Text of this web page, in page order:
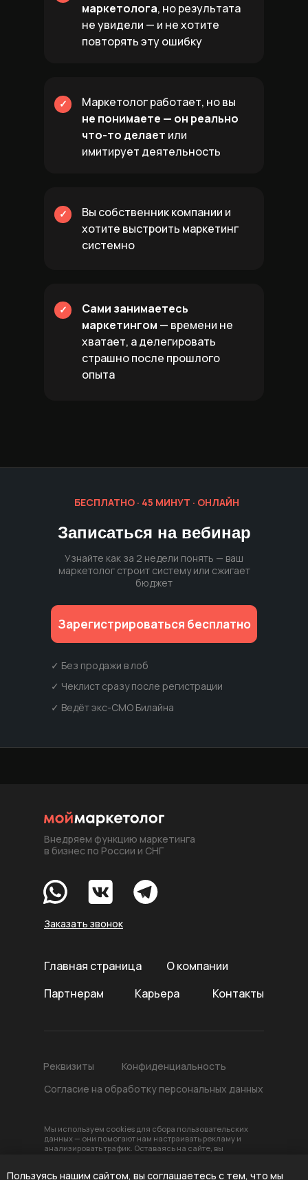
маркетолога, но результата
не увидели — и не хотите
повторять эту ошибку
Маркетолог работает, но вы
не понимаете — он реально
что-то делает или
имитирует деятельность
✓
Вы собственник компании и
хотите выстроить маркетинг
системно
✓
Сами занимаетесь
маркетингом — времени не
хватает, а делегировать
страшно после прошлого
опыта
✓
Узнайте как за 2 недели понять — ваш
маркетолог строит систему или сжигает
бюджет
✓ Без продажи в лоб
✓ Чеклист сразу после регистрации
✓ Ведёт экс-СМО Билайна
БЕСПЛАТНО · 45 МИНУТ · ОНЛАЙН
Записаться на вебинар
Зарегистрироваться бесплатно
Заказать звонок
Внедряем функцию маркетинга
в бизнес по России и СНГ
Мы используем cookies для сбора пользовательских
данных — они помогают нам настраивать рекламу и
анализировать трафик. Оставаясь на сайте, вы
в настройках вашего браузера. На сайте используются
Главная страница
Партнерам
Карьера Контакты
О компании
Конфиденциальность
Согласие на обработку персональных данных
Реквизиты
Пользуясь нашим сайтом, вы соглашаетесь с тем, что мы